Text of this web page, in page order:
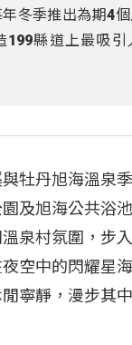
冬季推出為期4
199縣道上最吸引
牡丹旭海溫泉
及旭海公共浴
泉村氛圍，步
空中的閃耀星
寧靜，漫步其